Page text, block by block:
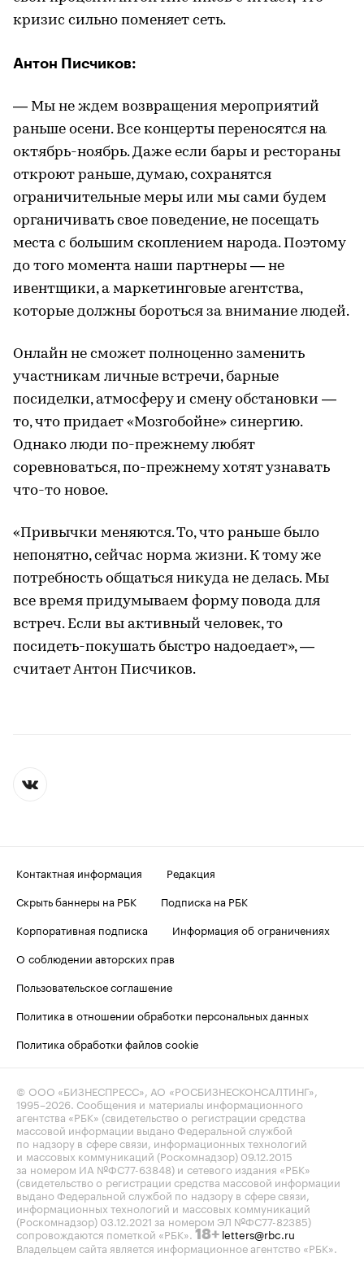
кризис сильно поменяет сеть.
Антон Писчиков:
— Мы не ждем возвращения мероприятий
раньше осени. Все концерты переносятся на
октябрь-ноябрь. Даже если бары и рестораны
откроют раньше, думаю, сохранятся
ограничительные меры или мы сами будем
органичивать свое поведение, не посещать
места с большим скоплением народа. Поэтому
до того момента наши партнеры — не
ивентщики, а маркетинговые агентства,
которые должны бороться за внимание людей.
Онлайн не сможет полноценно заменить
участникам личные встречи, барные
посиделки, атмосферу и смену обстановки —
то, что придает «Мозгобойне» синергию.
Однако люди по-прежнему любят
соревноваться, по-прежнему хотят узнавать
что-то новое.
«Привычки меняются. То, что раньше было
непонятно, сейчас норма жизни. К тому же
потребность общаться никуда не делась. Мы
все время придумываем форму повода для
встреч. Если вы активный человек, то
посидеть-покушать быстро надоедает», —
считает Антон Писчиков.
Контактная информация
Редакция
Скрыть баннеры на РБК
Подписка на РБК
Корпоративная подписка
Информация об ограничениях
О соблюдении авторских прав
Пользовательское соглашение
Политика в отношении обработки персональных данных
Политика обработки файлов cookie
© ООО «БИЗНЕСПРЕСС», АО «РОСБИЗНЕСКОНСАЛТИНГ»,
1995–2026 . Сообщения и материалы информационного
агентства «РБК» (свидетельство о регистрации средства
массовой информации выдано Федеральной службой
по надзору в сфере связи, информационных технологий
и массовых коммуникаций (Роскомнадзор) 09.12.2015
за номером ИА №ФС77-63848) и сетевого издания «РБК»
(свидетельство о регистрации средства массовой информации
выдано Федеральной службой по надзору в сфере связи,
информационных технологий и массовых коммуникаций
(Роскомнадзор) 03.12.2021 за номером ЭЛ №ФС77-82385)
сопровождаются пометкой «РБК». 18+ letters@rbc.ru
Владельцем сайта является информационное агентство «РБК».